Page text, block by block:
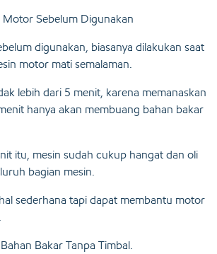
Motor Sebelum Digunakan
digunakan, biasanya dilakukan saat
motor mati semalaman.
lebih dari 5 menit, karena memanaskan
hanya akan membuang bahan bakar
itu, mesin sudah cukup hangat dan oli
bagian mesin.
sederhana tapi dapat membantu motor
Bakar Tanpa Timbal.